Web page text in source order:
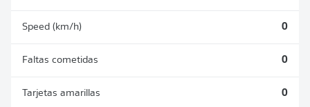
Speed (km/h) 0
Faltas cometidas 0
Tarjetas amarillas 0